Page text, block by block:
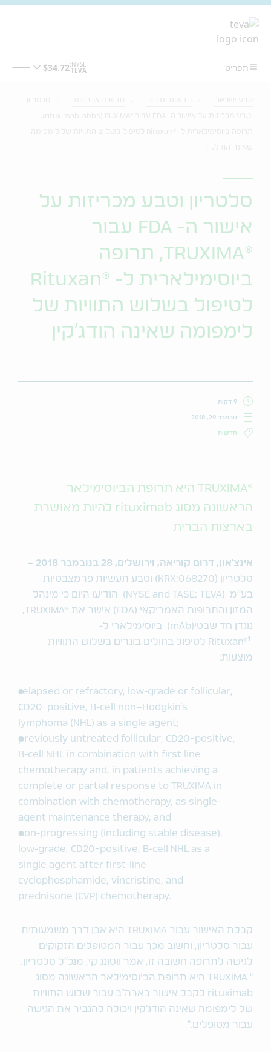
סלטריון וטבע מכריזות על
אישור ה- FDA עבור
®TRUXIMA, תרופה
ביוסימילארית ל- ®Rituxan
לטיפול בשלוש התוויות של
לימפומה שאינה הודג'קין
9 דקות
נובמבר 29, 2018
חדשות
®TRUXIMA היא תרופת הביוסימילאר
הראשונה מסוג rituximab להיות מאושרת
בארצות הברית
אינצ'און, דרום קוריאה, וירושלים, 28 בנובמבר 2018
–
סלטריון (KRX:068270) וטבע תעשיות פרמצבטיות
בע"מ (NYSE and TASE: TEVA) הודיעו היום כי מינהל
המזון והתרופות האמריקאי (FDA) אישר את ®TRUXIMA,
נוגדן חד שבטי(mAb) ביוסימילארי ל-
1
לטיפול בחולים בוגרים בשלוש התוויות
מוצעות:
relapsed or refractory, low-grade or follicular,
CD20-positive, B-cell non–Hodgkin’s
lymphoma (NHL) as a single agent;
previously untreated follicular, CD20-positive,
B-cell NHL in combination with first line
chemotherapy and, in patients achieving a
complete or partial response to TRUXIMA in
combination with chemotherapy, as single-
agent maintenance therapy, and
non-progressing (including stable disease),
low-grade, CD20-positive, B-cell NHL as a
single agent after first-line
cyclophosphamide, vincristine, and
prednisone (CVP) chemotherapy.
קבלת האישור עבור TRUXIMA היא אבן דרך משמעותית
עבור סלטריון, וחשוב מכך עבור המטופלים הזקוקים
לגישה לתרופה חשובה זו, אמר ווסונג קי, מנכ"ל סלטריון.
" TRUXIMA היא תרופת הביוסימילאר הראשונה מסוג
rituximab לקבל אישור בארה"ב עבור שלוש התוויות
של לימפומה שאינה הודג'קין ויכולה להגביר את הגישה
עבור מטופלים."